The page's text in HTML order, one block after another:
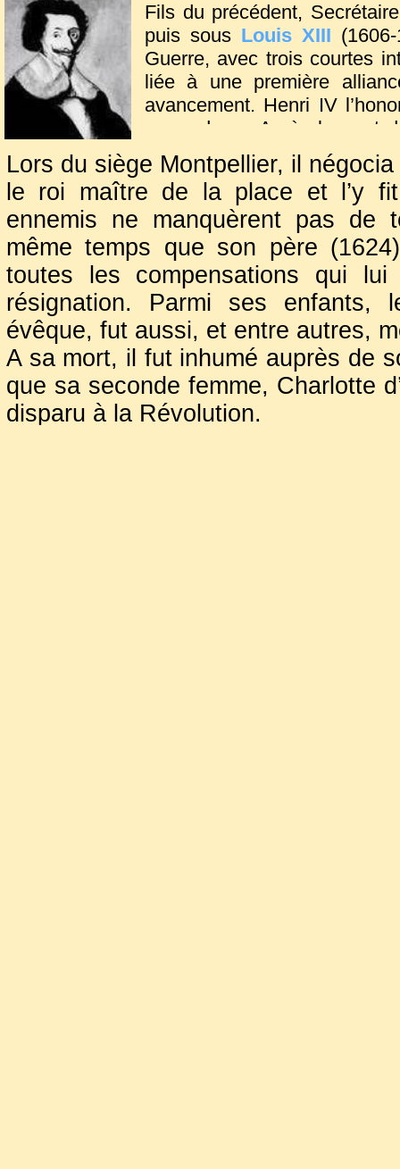
Fils du précédent,
puis sous Louis XIII
Guerre, avec trois courtes
liée à une première
avancement. Henri IV
ses ordres. Après la mort
comme la négociation du
d’Espagne, la signature
l’échange des deux
ombrage de son autorité
(1616). Rappelé dès
avec honneur.
Lors du siège Montpellier, il
le roi maître de la place et l’y
ennemis ne manquèrent pas de
même temps que son père
toutes les compensations qui
résignation. Parmi ses enfants,
évêque, fut aussi, et entre autres,
A sa mort, il fut inhumé auprès de
que sa seconde femme, Charlotte
disparu à la Révolution.